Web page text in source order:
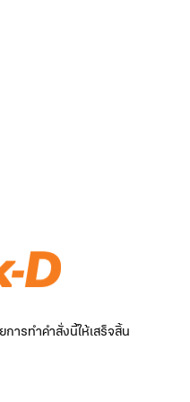
ารทำคำสั่งนี้ให้เสร็จสิ้น